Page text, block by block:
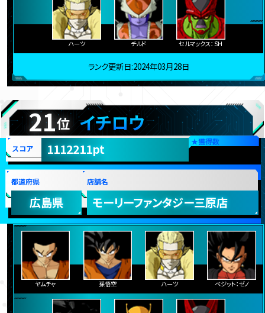
ハーツ チルド セルマックス：ＳＨ
ランク更新日:2024年03月28日
21位 イチロウ
★獲得数
スコア 1112211pt
都道府県
広島県
店舗名
モーリーファンタジー三原店
ヤムチャ 孫悟空 ハーツ ベジット：ゼノ